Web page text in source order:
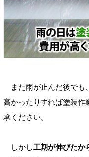
また雨が止んだ後でも
高かったりすれば塗装作
承ください。
しかし工期が伸びたか